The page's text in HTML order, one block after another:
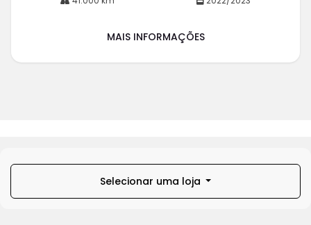
MAIS INFORMAÇÕES
Selecionar uma loja